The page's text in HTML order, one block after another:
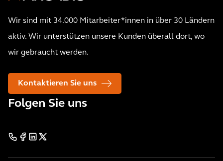
Wir sind mit 34.000 Mitarbeiter*innen in über 30 Ländern
aktiv. Wir unterstützen unsere Kunden überall dort, wo
wir gebraucht werden.
Kontaktieren Sie uns
Folgen Sie uns